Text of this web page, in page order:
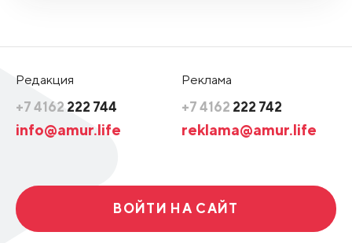
Редакция
+7 4162 222 744
info@amur.life
Реклама
+7 4162 222 742
reklama@amur.life
ВОЙТИ НА САЙТ